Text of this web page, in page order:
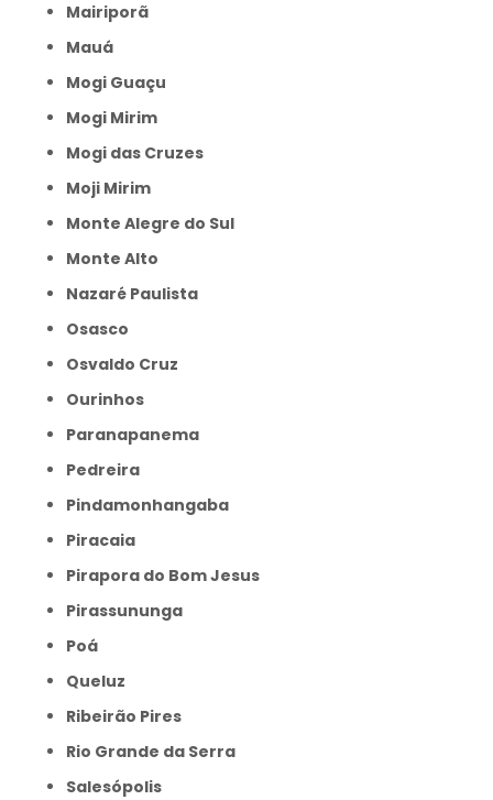
Mairiporã
Mauá
Mogi Guaçu
Mogi Mirim
Mogi das Cruzes
Moji Mirim
Monte Alegre do Sul
Monte Alto
Nazaré Paulista
Osasco
Osvaldo Cruz
Ourinhos
Paranapanema
Pedreira
Pindamonhangaba
Piracaia
Pirapora do Bom Jesus
Pirassununga
Poá
Queluz
Ribeirão Pires
Rio Grande da Serra
Salesópolis